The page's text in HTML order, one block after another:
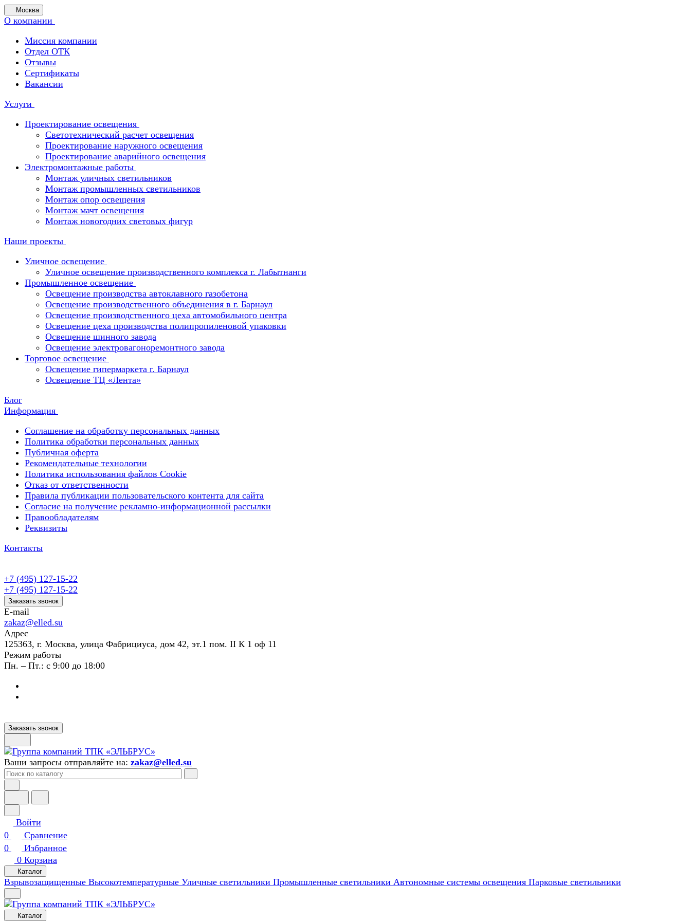
Москва
О компании
Миссия компании
Отдел ОТК
Отзывы
Сертификаты
Вакансии
Услуги
Проектирование освещения
Светотехнический расчет освещения
Проектирование наружного освещения
Проектирование аварийного освещения
Электромонтажные работы
Монтаж уличных светильников
Монтаж промышленных светильников
Монтаж опор освещения
Монтаж мачт освещения
Монтаж новогодних световых фигур
Наши проекты
Уличное освещение
Уличное освещение производственного комплекса г. Лабытнанги
Промышленное освещение
Освещение производства автоклавного газобетона
Освещение производственного объединения в г. Барнаул
Освещение производственного цеха автомобильного центра
Освещение цеха производства полипропиленовой упаковки
Освещение шинного завода
Освещение электровагоноремонтного завода
Торговое освещение
Освещение гипермаркета г. Барнаул
Освещение ТЦ «Лента»
Блог
Информация
Соглашение на обработку персональных данных
Политика обработки персональных данных
Публичная оферта
Рекомендательные технологии
Политика использования файлов Cookie
Отказ от ответственности
Правила публикации пользовательского контента для сайта
Согласие на получение рекламно-информационной рассылки
Правообладателям
Реквизиты
Контакты
+7 (495) 127-15-22
+7 (495) 127-15-22
Заказать звонок
E-mail
zakaz@elled.su
Адрес
125363, г. Москва, улица Фабрициуса, дом 42, эт.1 пом. II К 1 оф 11
Режим работы
Пн. – Пт.: с 9:00 до 18:00
Заказать звонок
Ваши запросы отправляйте на: zakaz@elled.su
Войти
0
Сравнение
0
Избранное
0 Корзина
Каталог
Взрывозащищенные Высокотемпературные Уличные светильники Промышленные светильники Автономные системы освещения Парковые светильники
Каталог